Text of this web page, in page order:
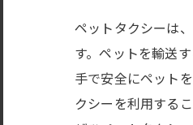
ペットタクシーは
す。ペットを輸送
手で安全にペット
クシーを利用する